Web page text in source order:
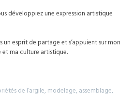
développiez une expression artistique
un esprit de partage et s’appuient sur mon
ma culture artistique.
de l’argile, modelage, assemblage,